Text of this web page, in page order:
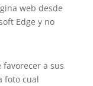
web desde
Edge y no
favorecer a sus
foto cual